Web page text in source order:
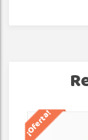
¡Oferta!